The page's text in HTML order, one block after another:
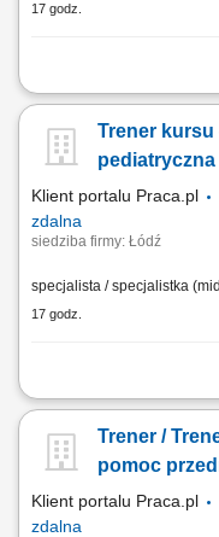
17 godz.
Codzienne dysponowanie i
Samodzielne
ekonomicznych decyzji w
Trener kursu
pediatryczna
Klient portalu Praca.pl
zdalna
siedziba firmy: Łódź
specjalista / specjalistka
17 godz.
Prowadzenie kursu /
Polska;
Trener /
pomoc
Klient portalu Praca.pl
zdalna